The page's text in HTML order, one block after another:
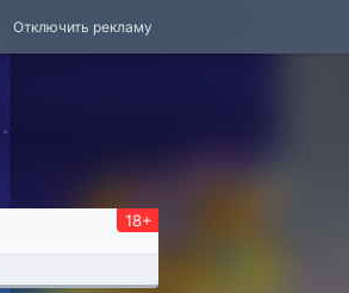
Отключить рекламу
18+